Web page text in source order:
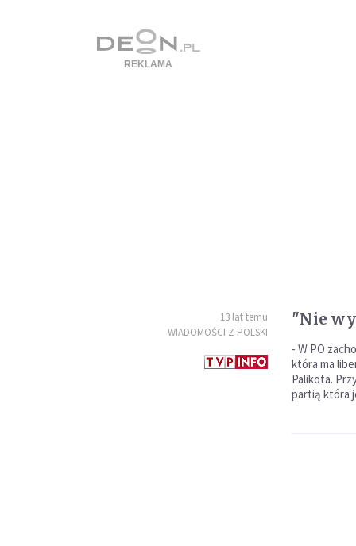
13 lat temu
WIADOMOŚCI Z POLSKI
"Nie
- W PO
która ma
Palikota.
partią która